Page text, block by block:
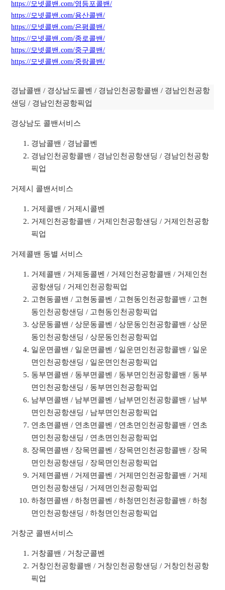
https://모넷콜밴.com/영등포콜밴/
https://모넷콜밴.com/용산콜밴/
https://모넷콜밴.com/은평콜밴/
https://모넷콜밴.com/종로콜밴/
https://모넷콜밴.com/중구콜밴/
https://모넷콜밴.com/중랑콜밴/
경남콜밴 / 경상남도콜벤 / 경남인천공항콜밴 / 경남인천공항
샌딩 / 경남인천공항픽업
경상남도 콜밴서비스
경남콜밴 / 경남콜벤
경남인천공항콜밴 / 경남인천공항샌딩 / 경남인천공항
픽업
거제시 콜밴서비스
거제콜밴 / 거제시콜벤
거제인천공항콜밴 / 거제인천공항샌딩 / 거제인천공항
픽업
거제콜밴 동별 서비스
거제콜밴 / 거제동콜벤 / 거제인천공항콜밴 / 거제인천
공항샌딩 / 거제인천공항픽업
고현동콜밴 / 고현동콜벤 / 고현동인천공항콜밴 / 고현
동인천공항샌딩 / 고현동인천공항픽업
상문동콜밴 / 상문동콜벤 / 상문동인천공항콜밴 / 상문
동인천공항샌딩 / 상문동인천공항픽업
일운면콜밴 / 일운면콜벤 / 일운면인천공항콜밴 / 일운
면인천공항샌딩 / 일운면인천공항픽업
동부면콜밴 / 동부면콜벤 / 동부면인천공항콜밴 / 동부
면인천공항샌딩 / 동부면인천공항픽업
남부면콜밴 / 남부면콜벤 / 남부면인천공항콜밴 / 남부
면인천공항샌딩 / 남부면인천공항픽업
연초면콜밴 / 연초면콜벤 / 연초면인천공항콜밴 / 연초
면인천공항샌딩 / 연초면인천공항픽업
장목면콜밴 / 장목면콜벤 / 장목면인천공항콜밴 / 장목
면인천공항샌딩 / 장목면인천공항픽업
거제면콜밴 / 거제면콜벤 / 거제면인천공항콜밴 / 거제
면인천공항샌딩 / 거제면인천공항픽업
하청면콜밴 / 하청면콜벤 / 하청면인천공항콜밴 / 하청
면인천공항샌딩 / 하청면인천공항픽업
거창군 콜밴서비스
거창콜밴 / 거창군콜벤
거창인천공항콜밴 / 거창인천공항샌딩 / 거창인천공항
픽업